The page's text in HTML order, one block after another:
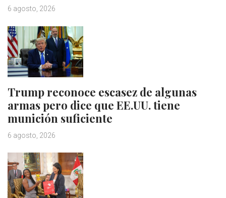
6 agosto, 2026
Trump reconoce escasez de algunas
armas pero dice que EE.UU. tiene
munición suficiente
6 agosto, 2026